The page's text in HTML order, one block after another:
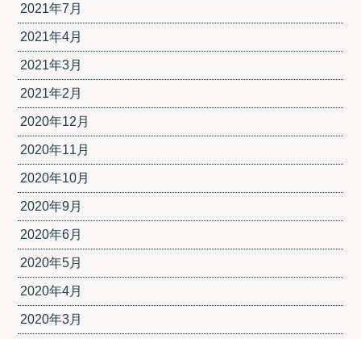
2021年7月
2021年4月
2021年3月
2021年2月
2020年12月
2020年11月
2020年10月
2020年9月
2020年6月
2020年5月
2020年4月
2020年3月